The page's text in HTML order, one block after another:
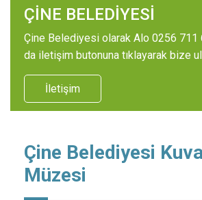
ÇİNE BELEDİYESİ
Çine Belediyesi olarak Alo 0256 711
da iletişim butonuna tıklayarak bize
İletişim
Çine Belediyesi
Müzesi